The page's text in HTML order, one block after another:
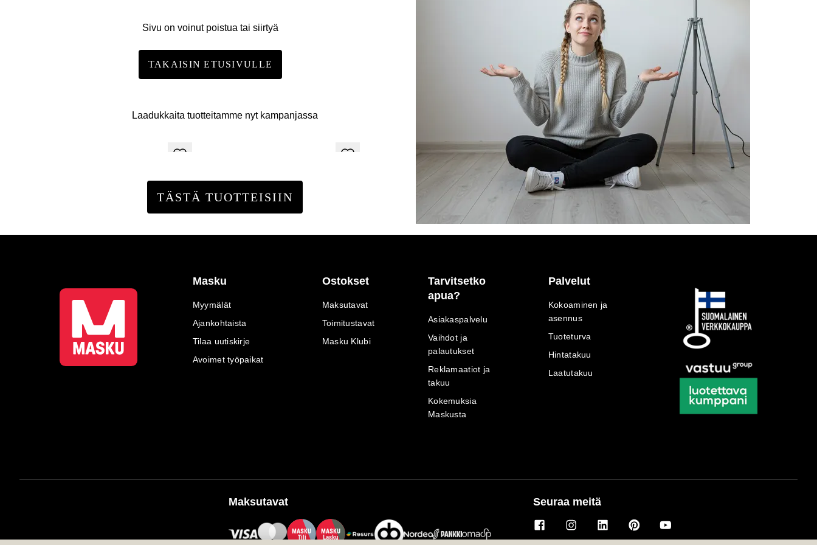
Sivu on voinut poistua tai siirtyä
TAKAISIN ETUSIVULLE
Laadukkaita tuotteitamme nyt kampanjassa
TÄSTÄ TUOTTEISIIN
Masku
Myymälät
Ajankohtaista
Tilaa uutiskirje
Avoimet työpaikat
Ostokset
Maksutavat
Toimitustavat
Masku Klubi
Tarvitsetko
apua?
Asiakaspalvelu
Vaihdot ja
palautukset
Reklamaatiot ja
takuu
Kokemuksia
Maskusta
Palvelut
Kokoaminen ja
asennus
Tuoteturva
Hintatakuu
Laatutakuu
Maksutavat
MASKU
Tili
MASKU
Lasku
Seuraa meitä